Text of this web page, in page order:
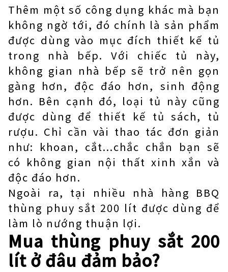
Thêm một số công dụng khác mà bạn
không ngờ tới, đó chính là sản phẩm
được dùng vào mục đích thiết kế tủ
trong nhà bếp. Với chiếc tủ này,
không gian nhà bếp sẽ trở nên gọn
gàng hơn, độc đáo hơn, sinh động
hơn. Bên cạnh đó, loại tủ này cũng
được dùng để thiết kế tủ sách, tủ
rượu. Chỉ cần vài thao tác đơn giản
như: khoan, cắt...chắc chắn bạn sẽ
có không gian nội thất xinh xắn và
độc đáo hơn.
Ngoài ra, tại nhiều nhà hàng BBQ
thùng phuy sắt 200 lít được dùng để
làm lò nướng thuận lợi.
Mua thùng phuy sắt 200
lít ở đâu đảm bảo?